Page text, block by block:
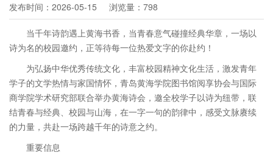
发布时间：2026-05-15 浏览量：798
当千年诗韵遇上黄海书香，当青春意气碰撞经典华章，一场以
诗为名的校园邀约，正等待每一位热爱文字的你赴约！
为弘扬中华优秀传统文化，丰富校园精神文化生活，激发青年
学子的文学热情与家国情怀，青岛黄海学院图书馆阅享协会与国际
商学院学术研究部联合举办黄海诗会，邀全校学子以诗为纽带，联
结青春与经典、校园与山海，在一字一句的韵律中，感受文脉赓续
的力量，共赴一场跨越千年的诗意之约。
重要信息